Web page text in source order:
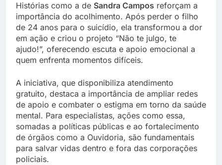
Histórias como a de Sandra Campos reforçam a
importância do acolhimento. Após perder o filho
de 24 anos para o suicídio, ela transformou a dor
em ação e criou o projeto “Não te julgo, te
ajudo!”, oferecendo escuta e apoio emocional a
quem enfrenta momentos difíceis.
A iniciativa, que disponibiliza atendimento
gratuito, destaca a importância de ampliar redes
de apoio e combater o estigma em torno da saúde
mental. Para especialistas, ações como essa,
somadas a políticas públicas e ao fortalecimento
de órgãos como a Ouvidoria, são fundamentais
para salvar vidas dentro e fora das corporações
policiais.